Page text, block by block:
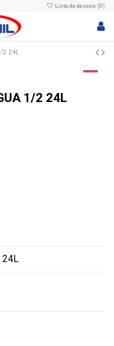
Lista de deseos (0)
2 24L
1/2 24L
24L